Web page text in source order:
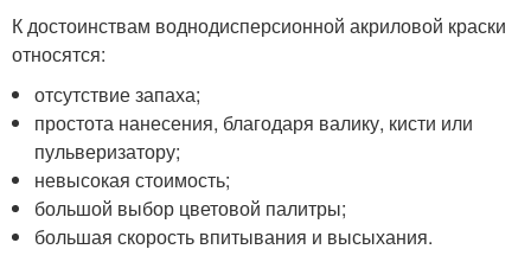
К достоинствам воднодисперсионной акриловой краски
относятся:
отсутствие запаха;
простота нанесения, благодаря валику, кисти или
пульверизатору;
невысокая стоимость;
большой выбор цветовой палитры;
большая скорость впитывания и высыхания.